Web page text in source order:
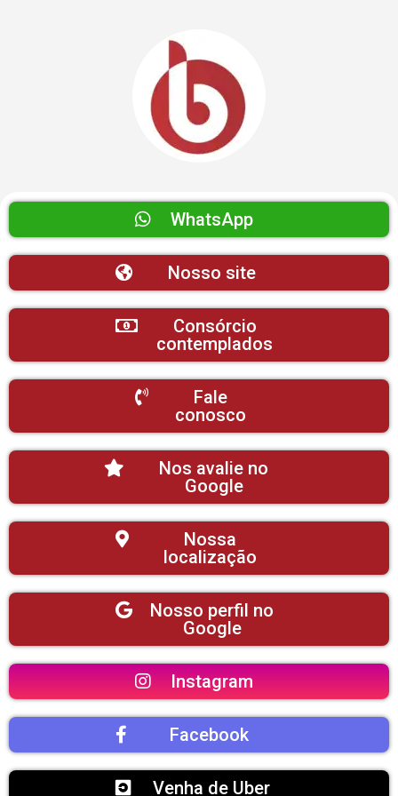
WhatsApp
Nosso site
Consórcio
contemplados
Fale
conosco
Nos avalie no
Google
Nossa
localização
Nosso perfil no
Google
Instagram
Facebook
Venha de Uber